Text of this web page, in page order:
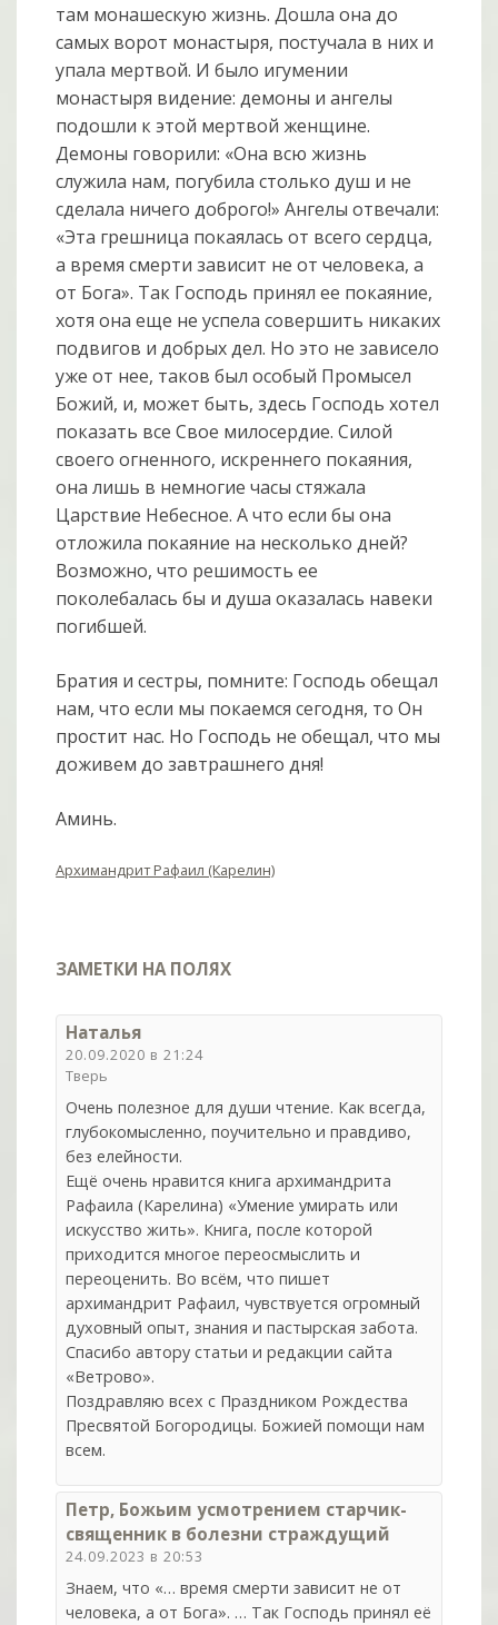
там монашескую жизнь. Дошла она до
самых ворот монастыря, постучала в них и
упала мертвой. И было игумении
монастыря видение: демоны и ангелы
подошли к этой мертвой женщине.
Демоны говорили: «Она всю жизнь
служила нам, погубила столько душ и не
сделала ничего доброго!» Ангелы отвечали:
«Эта грешница покаялась от всего сердца,
а время смерти зависит не от человека, а
от Бога». Так Господь принял ее покаяние,
хотя она еще не успела совершить никаких
подвигов и добрых дел. Но это не зависело
уже от нее, таков был особый Промысел
Божий, и, может быть, здесь Господь хотел
показать все Свое милосердие. Силой
своего огненного, искреннего покаяния,
она лишь в немногие часы стяжала
Царствие Небесное. А что если бы она
отложила покаяние на несколько дней?
Возможно, что решимость ее
поколебалась бы и душа оказалась навеки
погибшей.
Братия и сестры, помните: Господь обещал
нам, что если мы покаемся сегодня, то Он
простит нас. Но Господь не обещал, что мы
доживем до завтрашнего дня!
Аминь.
Архимандрит Рафаил (Карелин)
ЗАМЕТКИ НА ПОЛЯХ
Наталья
20.09.2020 в 21:24
Тверь
Очень полезное для души чтение. Как всегда,
глубокомысленно, поучительно и правдиво,
без елейности.
Ещё очень нравится книга архимандрита
Рафаила (Карелина) «Умение умирать или
искусство жить». Книга, после которой
приходится многое переосмыслить и
переоценить. Во всём, что пишет
архимандрит Рафаил, чувствуется огромный
духовный опыт, знания и пастырская забота.
Спасибо автору статьи и редакции сайта
«Ветрово».
Поздравляю всех с Праздником Рождества
Пресвятой Богородицы. Божией помощи нам
всем.
Петр, Божьим усмотрением старчик-
священник в болезни страждущий
24.09.2023 в 20:53
Знаем, что «… время смерти зависит не от
человека, а от Бога». … Так Господь принял её